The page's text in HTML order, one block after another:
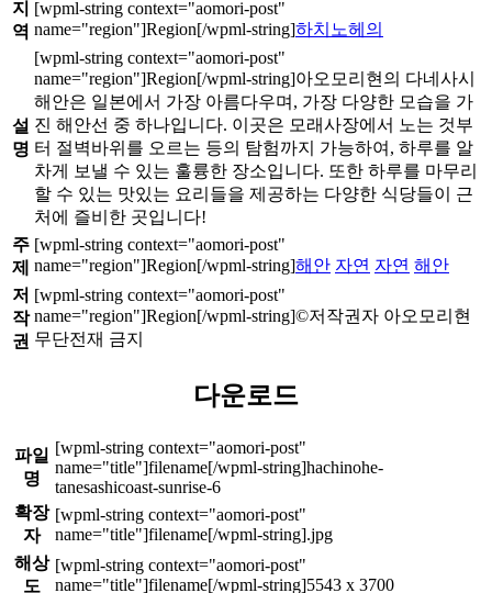
지
역
하치노헤의
설
명
아오모리현의 다네사시
해안은 일본에서 가장 아름다우며, 가장 다양한 모습을 가
진 해안선 중 하나입니다. 이곳은 모래사장에서 노는 것부
터 절벽바위를 오르는 등의 탐험까지 가능하여, 하루를 알
차게 보낼 수 있는 훌륭한 장소입니다. 또한 하루를 마무리
할 수 있는 맛있는 요리들을 제공하는 다양한 식당들이 근
처에 즐비한 곳입니다!
주
제
해안 자연 자연 해안
저
작
권
©저작권자 아오모리현
무단전재 금지
다운로드
파일
명
hachinohe-
tanesashicoast-sunrise-6
확장
자
.jpg
해상
도
5543 x 3700